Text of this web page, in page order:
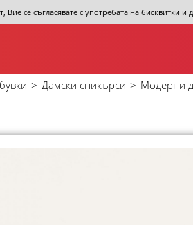
Вие се съгласявате с употребата на бисквитки
> Дамски сникърси > Модерни